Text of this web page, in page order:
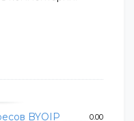
BYOIP 0.00